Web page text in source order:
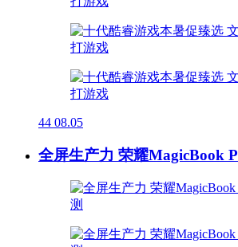
44 08.05
全屏生产力 荣耀MagicBook